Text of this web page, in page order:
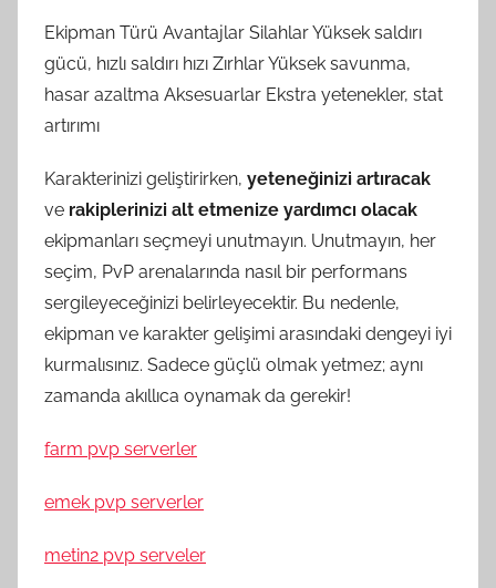
Ekipman Türü Avantajlar Silahlar Yüksek saldırı
gücü, hızlı saldırı hızı Zırhlar Yüksek savunma,
hasar azaltma Aksesuarlar Ekstra yetenekler, stat
artırımı
Karakterinizi geliştirirken, yeteneğinizi artıracak
ve rakiplerinizi alt etmenize yardımcı olacak
ekipmanları seçmeyi unutmayın. Unutmayın, her
seçim, PvP arenalarında nasıl bir performans
sergileyeceğinizi belirleyecektir. Bu nedenle,
ekipman ve karakter gelişimi arasındaki dengeyi iyi
kurmalısınız. Sadece güçlü olmak yetmez; aynı
zamanda akıllıca oynamak da gerekir!
farm pvp serverler
emek pvp serverler
metin2 pvp serveler